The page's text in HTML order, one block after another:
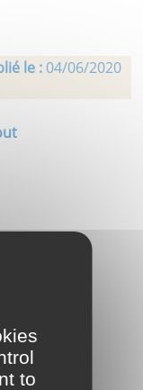
le : 04/06/2020
to